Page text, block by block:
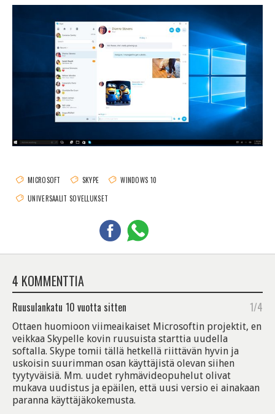
MICROSOFT SKYPE
WINDOWS 10
UNIVERSAALIT SOVELLUKSET
4 KOMMENTTIA
Ruusulankatu 10 vuotta sitten 1/4
Ottaen huomioon viimeaikaiset Microsoftin projektit, en
veikkaa Skypelle kovin ruusuista starttia uudella
softalla. Skype tomii tällä hetkellä riittävän hyvin ja
uskoisin suurimman osan käyttäjistä olevan siihen
tyytyväisiä. Mm. uudet ryhmävideopuhelut olivat
mukava uudistus ja epäilen, että uusi versio ei ainakaan
paranna käyttäjäkokemusta.